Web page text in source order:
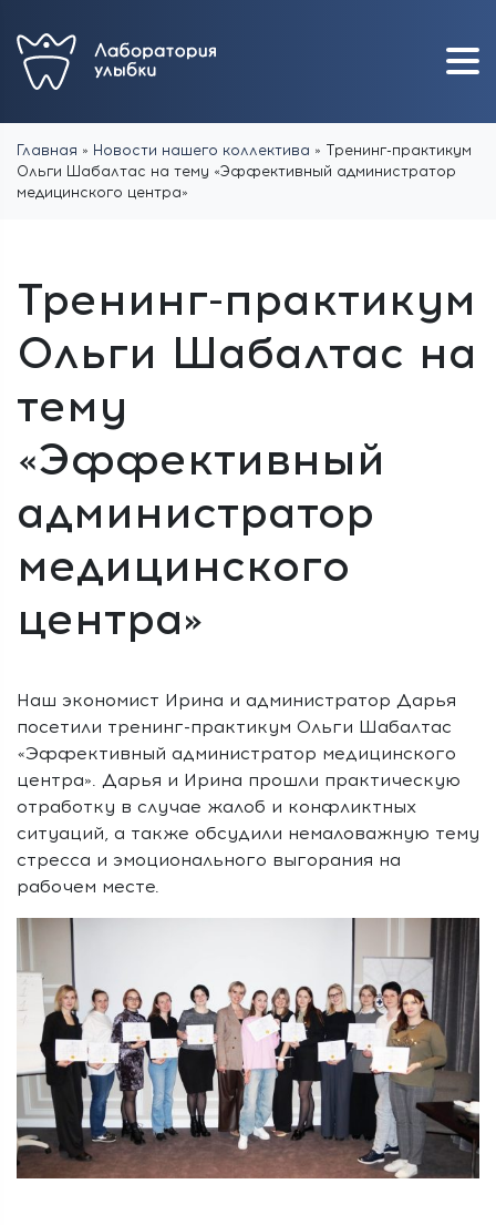
Главная » Новости нашего коллектива » Тренинг-практикум
Ольги Шабалтас на тему «Эффективный администратор
медицинского центра»
Тренинг-практикум
Ольги Шабалтас на
тему
«Эффективный
администратор
медицинского
центра»
Наш экономист Ирина и администратор Дарья
посетили тренинг-практикум Ольги Шабалтас
«Эффективный администратор медицинского
центра». Дарья и Ирина прошли практическую
отработку в случае жалоб и конфликтных
ситуаций, а также обсудили немаловажную тему
стресса и эмоционального выгорания на
рабочем месте.